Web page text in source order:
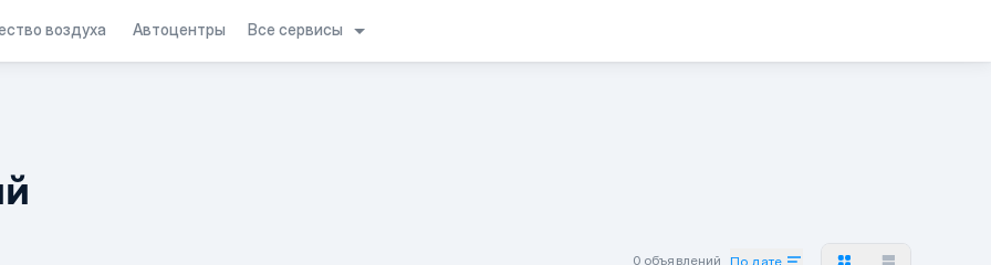
воздуха Автоцентры Все сервисы
0 объявлений По дате